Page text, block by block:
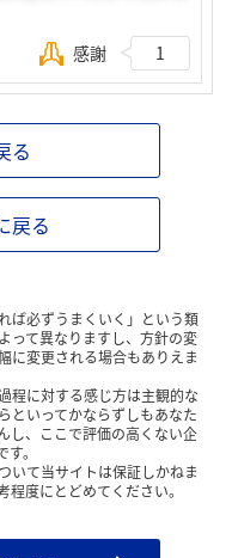
感謝 1
る
戻る
ば必ずうまくいく」という類
って異なりますし、方針の変
に変更される場合もありえま
程に対する感じ方は主観的な
といってかならずしもあなた
し、ここで評価の高くない企
。
いて当サイトは保証しかねま
度にとどめてください。